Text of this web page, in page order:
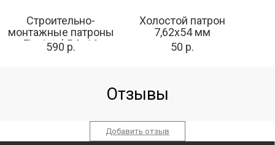
Строительно-
монтажные патроны
Fixpistol 5,6x16
(зеленые) 100 шт.
590 р.
Холостой патрон
7,62х54 мм
50 р.
Отзывы
Добавить отзыв